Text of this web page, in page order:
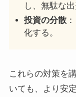
し、無駄な出
投資の分散
化する。​
これらの対策を
いても、より安